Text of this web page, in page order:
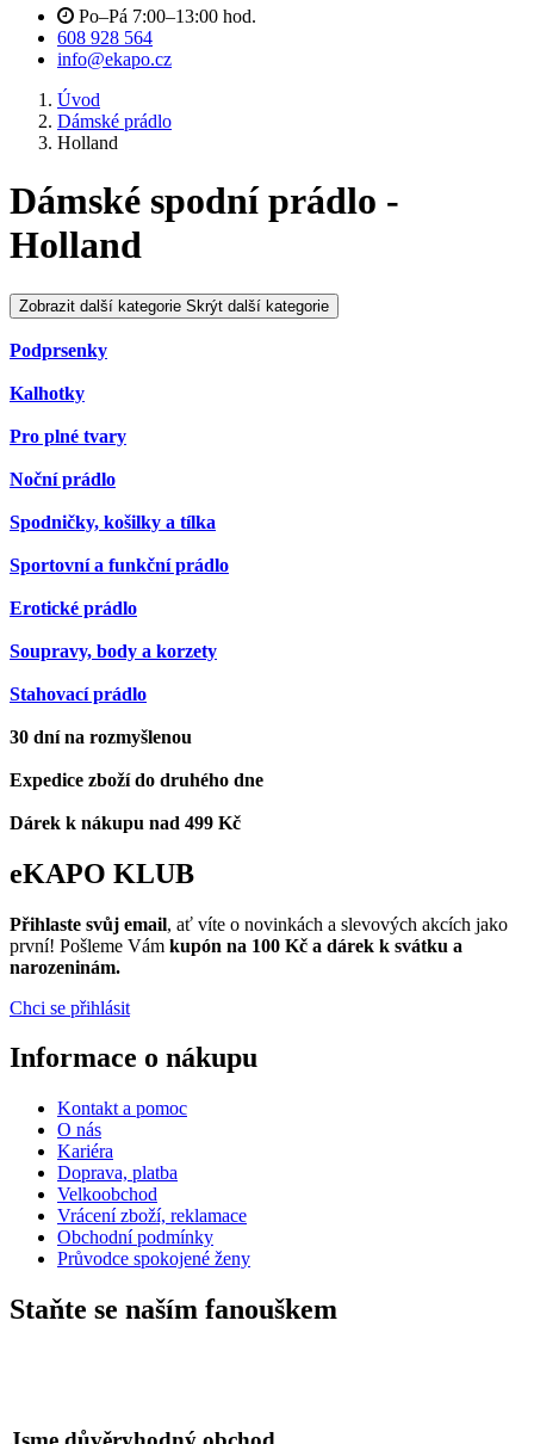
Po–Pá 7:00–13:00 hod.
608 928 564
info@ekapo.cz
Úvod
Dámské prádlo
Holland
Dámské spodní prádlo -
Holland
Zobrazit další kategorie Skrýt další kategorie
Podprsenky
Kalhotky
Pro plné tvary
Noční prádlo
Spodničky, košilky a tílka
Sportovní a funkční prádlo
Erotické prádlo
Soupravy, body a korzety
Stahovací prádlo
30 dní na rozmyšlenou
Expedice zboží do druhého dne
Dárek k nákupu nad 499 Kč
eKAPO KLUB
Přihlaste svůj email, ať víte o novinkách a slevových akcích jako
první! Pošleme Vám kupón na 100 Kč a dárek k svátku a
narozeninám.
Chci se přihlásit
Informace o nákupu
Kontakt a pomoc
O nás
Kariéra
Doprava, platba
Velkoobchod
Vrácení zboží, reklamace
Obchodní podmínky
Průvodce spokojené ženy
Staňte se naším fanouškem